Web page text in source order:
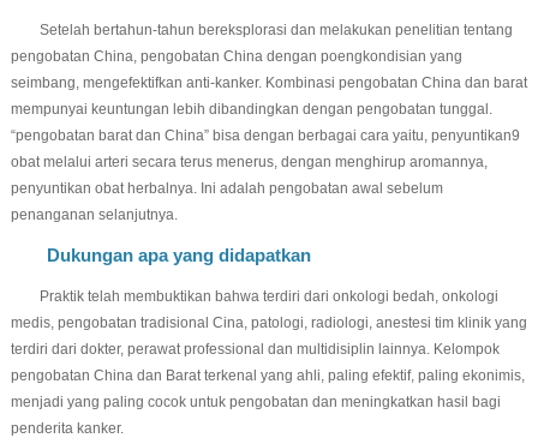
Setelah bertahun-tahun bereksplorasi dan melakukan penelitian tentang
pengobatan China, pengobatan China dengan poengkondisian yang
seimbang, mengefektifkan anti-kanker. Kombinasi pengobatan China dan barat
mempunyai keuntungan lebih dibandingkan dengan pengobatan tunggal.
“pengobatan barat dan China” bisa dengan berbagai cara yaitu, penyuntikan9
obat melalui arteri secara terus menerus, dengan menghirup aromannya,
penyuntikan obat herbalnya. Ini adalah pengobatan awal sebelum
penanganan selanjutnya.
Dukungan apa yang didapatkan
Praktik telah membuktikan bahwa terdiri dari onkologi bedah, onkologi
medis, pengobatan tradisional Cina, patologi, radiologi, anestesi tim klinik yang
terdiri dari dokter, perawat professional dan multidisiplin lainnya. Kelompok
pengobatan China dan Barat terkenal yang ahli, paling efektif, paling ekonimis,
menjadi yang paling cocok untuk pengobatan dan meningkatkan hasil bagi
penderita kanker.